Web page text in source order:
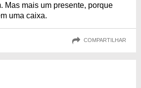
Mas mais um presente, porque
uma caixa.
COMPARTILHAR